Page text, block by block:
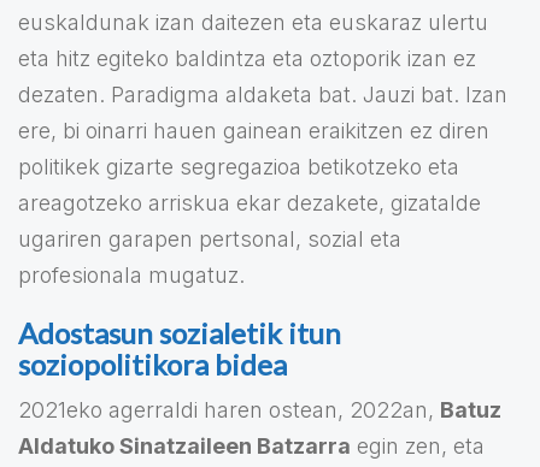
euskaldunak izan daitezen eta euskaraz ulertu
eta hitz egiteko baldintza eta oztoporik izan ez
dezaten. Paradigma aldaketa bat. Jauzi bat. Izan
ere, bi oinarri hauen gainean eraikitzen ez diren
politikek gizarte segregazioa betikotzeko eta
areagotzeko arriskua ekar dezakete, gizatalde
ugariren garapen pertsonal, sozial eta
profesionala mugatuz.
Adostasun sozialetik itun
soziopolitikora bidea
2021eko agerraldi haren ostean, 2022an, Batuz
Aldatuko Sinatzaileen Batzarra egin zen, eta